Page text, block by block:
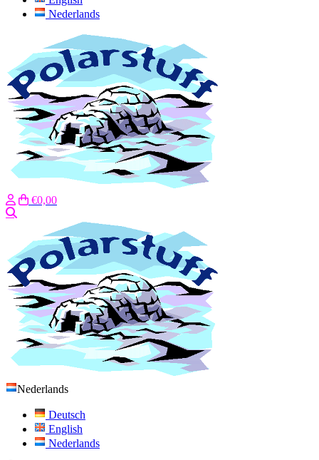
Nederlands
€0,00
Nederlands
Deutsch
English
Nederlands